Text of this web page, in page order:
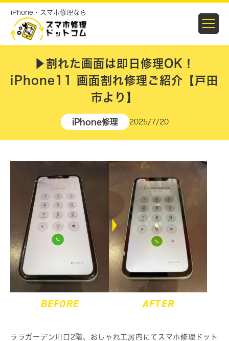
iPhone・スマホ修理なら
▶︎割れた画面は即日修理OK！
iPhone11 画面割れ修理ご紹介【戸田
市より】
iPhone修理 2025/7/20
BEFORE AFTER
ララガーデン川口2階、おしゃれ工房内にてスマホ修理ドット